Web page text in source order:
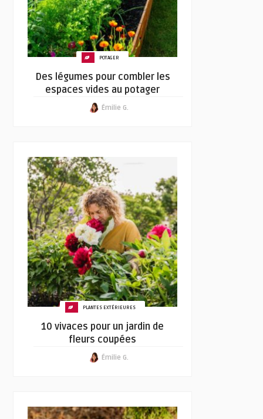
POTAGER
Des légumes pour combler les
espaces vides au potager
Émilie G.
PLANTES EXTÉRIEURES
10 vivaces pour un jardin de
fleurs coupées
Émilie G.